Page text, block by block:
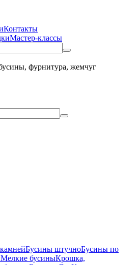
Контакты
Мастер-классы
фурнитура, жемчуг
Бусины штучноБусины по
Мелкие бусиныКрошка,